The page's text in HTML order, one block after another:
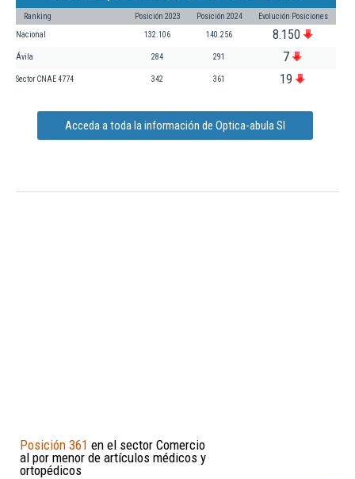
Ranking Posición 2023 Posición 2024 Evolución Posiciones
Nacional 132.106 140.256 8.150
Ávila 284 291 7
Sector CNAE 4774 342 361 19
Acceda a toda la información de Optica-abula Sl
Posición 361 en el sector Comercio
al por menor de artículos médicos y
ortopédicos